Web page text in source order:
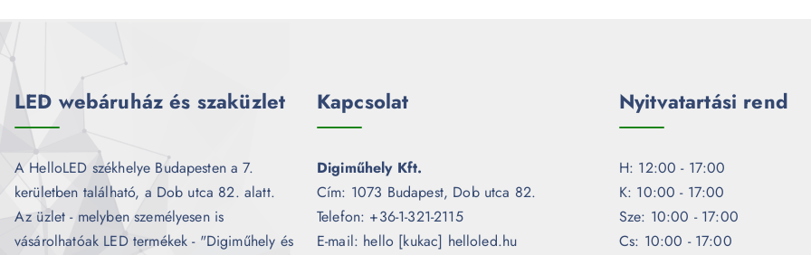
LED webáruház és szaküzlet
A HelloLED székhelye Budapesten a 7.
kerületben található, a Dob utca 82. alatt.
Az üzlet - melyben személyesen is
vásárolhatóak LED termékek - "Digiműhely és
Kapcsolat
Digiműhely Kft.
Cím: 1073 Budapest, Dob utca 82.
Telefon: +36-1-321-2115
E-mail: hello [kukac] helloled.hu
Nyitvatartási rend
H: 12:00 - 17:00
K: 10:00 - 17:00
Sze: 10:00 - 17:00
Cs: 10:00 - 17:00